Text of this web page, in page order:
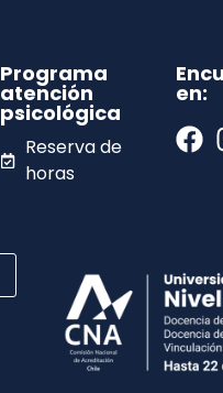
Programa
atención
psicológica
Reserva de
horas
en: